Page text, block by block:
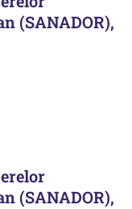
(SANADOR),
(SANADOR),